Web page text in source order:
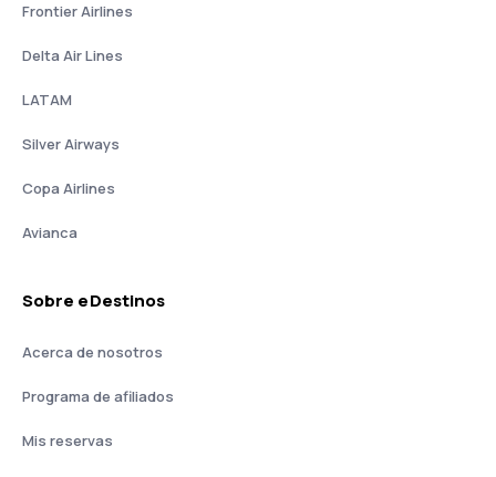
Frontier Airlines
Delta Air Lines
LATAM
Silver Airways
Copa Airlines
Avianca
Sobre eDestinos
Acerca de nosotros
Programa de afiliados
Mis reservas